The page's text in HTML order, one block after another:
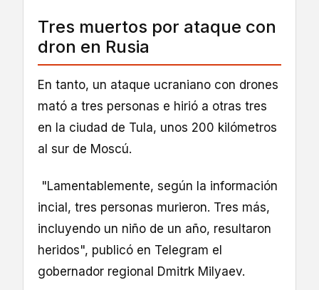
Tres muertos por ataque con
dron en Rusia
En tanto, un ataque ucraniano con drones
mató a tres personas e hirió a otras tres
en la ciudad de Tula, unos 200 kilómetros
al sur de Moscú.
"Lamentablemente, según la información
incial, tres personas murieron. Tres más,
incluyendo un niño de un año, resultaron
heridos", publicó en Telegram el
gobernador regional Dmitrk Milyaev.